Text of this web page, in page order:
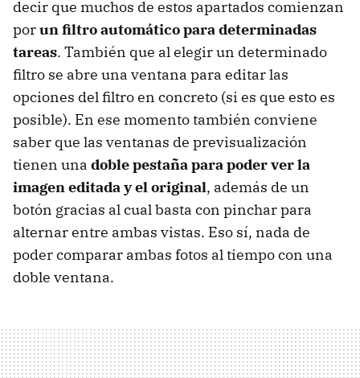
decir que muchos de estos apartados comienzan
porun filtro automático para determinadas
tareas. También que al elegir un determinado
filtro se abre una ventana para editar las
opciones del filtro en concreto (si es que esto es
posible). En ese momento también conviene
saber que las ventanas de previsualización
tienen una doble pestaña para poder ver la
imagen editada y el original, además de un
botón gracias al cual basta con pinchar para
alternar entre ambas vistas. Eso sí, nada de
poder comparar ambas fotos al tiempo con una
doble ventana.